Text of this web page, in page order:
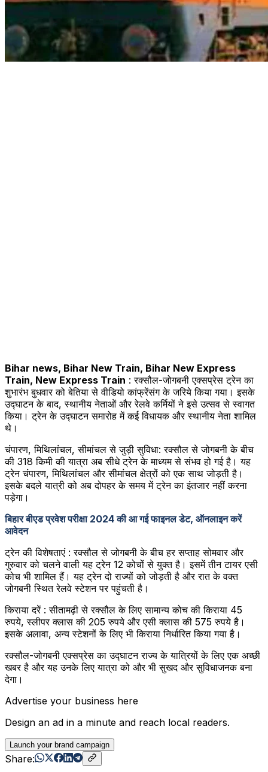
Bihar news, Bihar New Train, Bihar New Express
Train, New Express Train : रक्सौल-जोगबनी एक्सप्रेस ट्रेन का
शुभारंभ बुधवार को बेतिया से वीडियो कांफ्रेंसंग के जरिये किया गया। इसके
उद्घाटन के बाद, स्थानीय नेताओं और रेलवे कर्मियों ने इसे उत्सव से स्वागत
किया। ट्रेन के उद्घाटन समारोह में कई विधायक और स्थानीय नेता शामिल
थे।
चंपारण, मिथिलांचल, सीमांचल से जुड़ी सुविधा: रक्सौल से जोगबनी के बीच
की 318 किमी की यात्रा अब सीधे ट्रेन के माध्यम से संभव हो गई है। यह
ट्रेन चंपारण, मिथिलांचल और सीमांचल क्षेत्रों को एक साथ जोड़ती है।
इसके बदले यात्री को अब दोपहर के समय में ट्रेन का इंतजार नहीं करना
पड़ेगा।
बिहार बीएड प्रवेश परीक्षा 2024 की आ गई फाइनल डेट, ऑनलाइन करें
आवेदन
ट्रेन की विशेषताएं : रक्सौल से जोगबनी के बीच हर सप्ताह सोमवार और
गुरुवार को चलने वाली यह ट्रेन 12 कोचों से युक्त है। इसमें तीन टायर एसी
कोच भी शामिल हैं। यह ट्रेन दो राज्यों को जोड़ती है और रात के वक्त
जोगबनी स्थित रेलवे स्टेशन पर पहुंचती है।
किराया दरें : सीतामढ़ी से रक्सौल के लिए सामान्य कोच की किराया 45
रुपये, स्लीपर क्लास की 205 रुपये और एसी क्लास की 575 रुपये है।
इसके अलावा, अन्य स्टेशनों के लिए भी किराया निर्धारित किया गया है।
रक्सौल-जोगबनी एक्सप्रेस का उद्घाटन राज्य के यात्रियों के लिए एक अच्छी
खबर है और यह उनके लिए यात्रा को और भी सुखद और सुविधाजनक बना
देगा।
Advertise your business here
Design an ad in a minute and reach local readers.
Launch your brand campaign
Share: